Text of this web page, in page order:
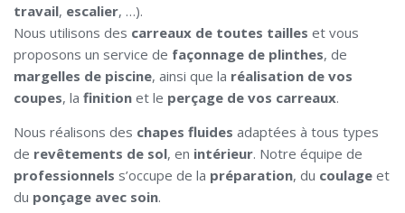
travail, escalier, …).
Nous utilisons des carreaux de toutes tailles et vous
proposons un service de façonnage de plinthes, de
margelles de piscine, ainsi que la réalisation de vos
coupes, la finition et le perçage de vos carreaux.
Nous réalisons des chapes fluides adaptées à tous types
de revêtements de sol, en intérieur. Notre équipe de
professionnels s’occupe de la préparation, du coulage et
du ponçage avec soin.